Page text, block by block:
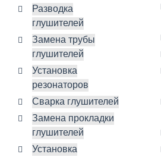
Разводка
глушителей
Замена трубы
глушителей
Установка
резонаторов
Сварка глушителей
Замена прокладки
глушителей
Установка